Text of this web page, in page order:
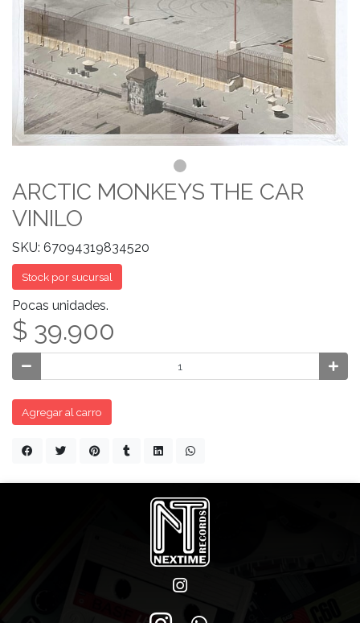
ARCTIC MONKEYS THE CAR
VINILO
SKU: 67094319834520
Stock por sucursal
Pocas unidades.
$ 39.900
Agregar al carro